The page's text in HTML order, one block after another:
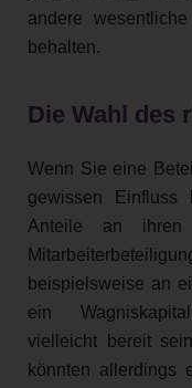
andere
behalten.
Die Wahl des
Wenn Sie eine
gewissen Einfluss
Anteile an ihren
beispielsweise an
ein
vielleicht bereit
könnten allerdings